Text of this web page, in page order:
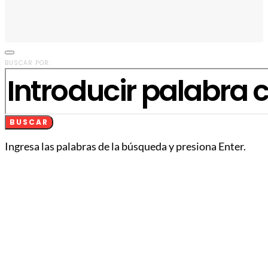
BUSCAR POR:
BUSCAR
Ingresa las palabras de la búsqueda y presiona Enter.